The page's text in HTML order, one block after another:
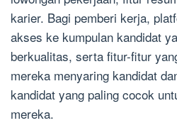
karier. Bagi pemberi kerja,
akses ke kumpulan kandidat
berkualitas, serta fitur-fitur
mereka menyaring kandidat
kandidat yang paling cocok
mereka.